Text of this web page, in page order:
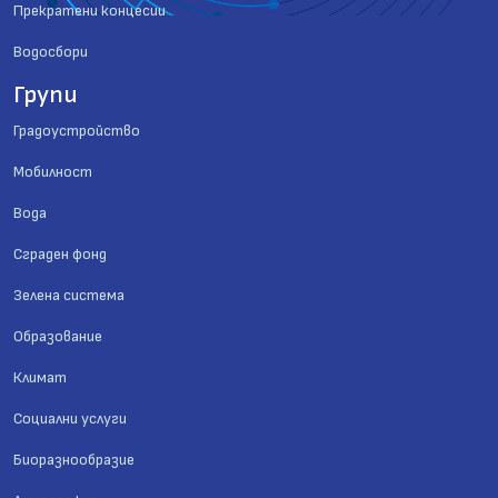
Прекратени концесии
Водосбори
Групи
Градоустройство
Мобилност
Вода
Сграден фонд
Зелена система
Образование
Климат
Социални услуги
Биоразнообразие